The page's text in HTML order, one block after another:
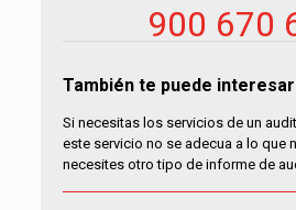
900 670
También te puede interesar
Si necesitas los servicios de un
este servicio no se adecua a lo que
necesites otro tipo de informe de